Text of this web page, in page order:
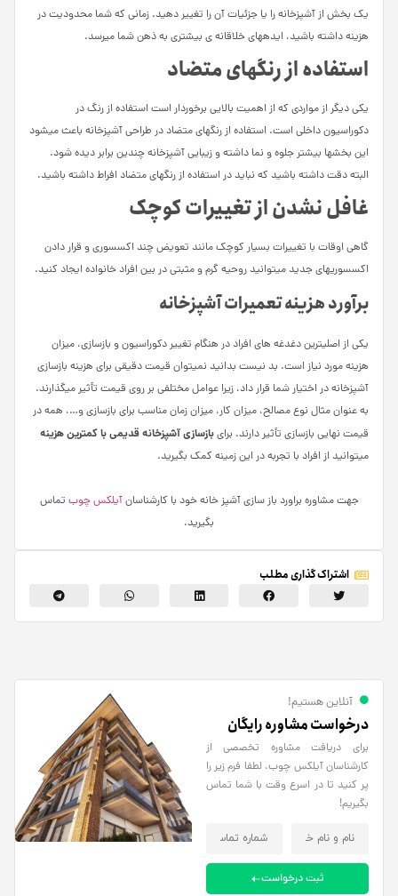
یک بخش از آشپزخانه را یا جزئیات آن را تغییر دهید. زمانی که شما محدودیت در
هزینه داشته باشید، ایده­های خلاقانه­ ی بیشتری به ذهن شما می­رسد.
استفاده از رنگ­های متضاد
یکی دیگر از مواردی که از اهمیت بالایی برخوردار است استفاده از رنگ در
دکوراسیون داخلی است. استفاده از رنگ­های متضاد در طراحی آشپزخانه باعث می­شود
این بخش­ها بیشتر جلوه و نما داشته و زیبایی آشپزخانه چندین برابر دیده شود.
البته دقت داشته باشید که نباید در استفاده از رنگ­های متضاد افراط داشته باشید.
غافل نشدن از تغییرات کوچک
گاهی اوقات با تغییرات بسیار کوچک مانند تعویض چند اکسسوری و قرار دادن
اکسسوری­های جدید می­توانید روحیه گرم و مثبتی در بین افراد خانواده ایجاد کنید.
برآورد هزینه تعمیرات آشپزخانه
یکی از اصلی­ترین دغدغه ­های افراد در هنگام تغییر دکوراسیون و بازسازی، میزان
هزینه مورد نیاز است. بد نیست بدانید نمی­توان قیمت دقیقی برای هزینه بازسازی
آشپزخانه در اختیار شما قرار داد، زیرا عوامل مختلفی بر روی قیمت تأثیر می­گذارند.
به عنوان مثال نوع مصالح، میزان کار، میزان زمان مناسب برای بازسازی و…، همه در
قیمت نهایی بازسازی تأثیر دارند. برایبازسازی آشپزخانه قدیمی با کمترین هزینه
می­توانید از افراد با تجربه در این زمینه کمک بگیرید.
جهت مشاوره براورد باز سازی آشپز خانه خود با کارشناسانآیلکس چوبتماس
بگیرید.
اشتراک گذاری مطلب
آنلاین هستیم!
درخواست مشاوره رایگان
برای دریافت مشاوره تخصصی از
کارشناسان آیلکس چوب، لطفا فرم زیر را
پر کنید تا در اسرع وقت با شما تماس
بگیریم!
ثبت درخواست